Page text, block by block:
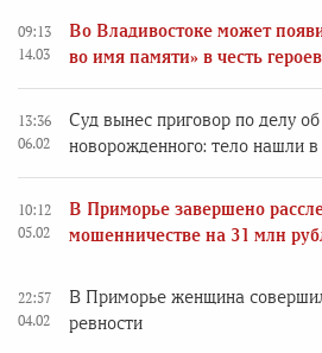
09:13
14.03
Во Владивостоке может
во имя памяти» в честь
13:36
06.02
Суд вынес приговор по делу об
новорожденного: тело нашли в
10:12
05.02
В Приморье завершено
мошенничестве на 31 млн
22:57
04.02
В Приморье женщина
ревности